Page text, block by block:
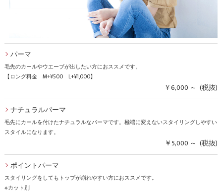
パーマ
毛先のカールやウエーブが出したい方におススメです。
【ロング料金 M+¥500 L+¥1,000】
￥6,000 ～ (税抜)
ナチュラルパーマ
毛先にカールを付けたナチュラルなパーマです。極端に変えないスタイリングしやすい
スタイルになります。
￥5,000 ～ (税抜)
ポイントパーマ
スタイリングをしてもトップが崩れやすい方におススメです。
※カット別